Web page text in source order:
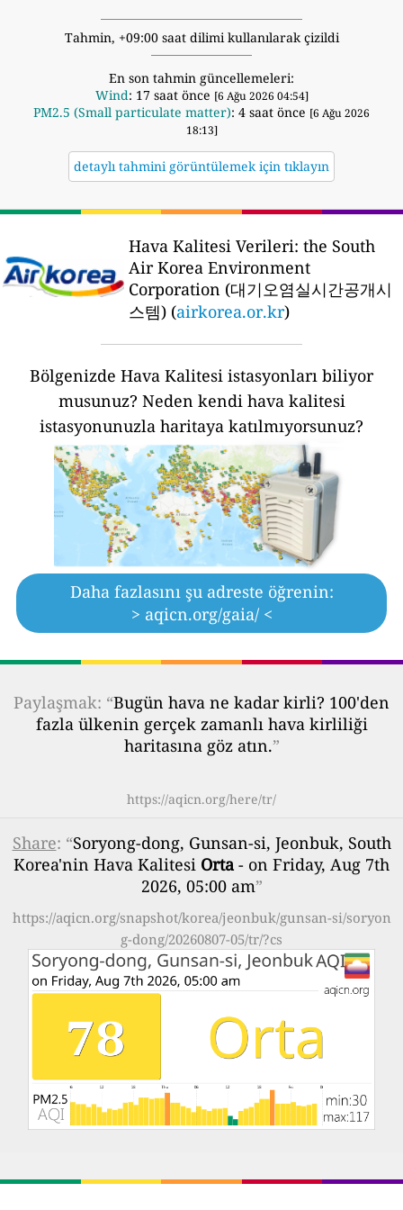
Tahmin, +09:00 saat dilimi kullanılarak çizildi
En son tahmin güncellemeleri:
Wind: 17 saat önce [6 Ağu 2026 04:54]
PM2.5 (Small particulate matter): 4 saat önce [6 Ağu 2026
18:13]
detaylı tahmini görüntülemek için tıklayın
Hava Kalitesi Verileri: the South
Air Korea Environment
Corporation (대기오염실시간공개시
스템) (airkorea.or.kr)
Bölgenizde Hava Kalitesi istasyonları biliyor
musunuz? Neden kendi hava kalitesi
istasyonunuzla haritaya katılmıyorsunuz?
Daha fazlasını şu adreste öğrenin:
> aqicn.org/gaia/ <
Paylaşmak: “Bugün hava ne kadar kirli? 100'den
fazla ülkenin gerçek zamanlı hava kirliliği
haritasına göz atın.”
https://aqicn.org/here/tr/
Share: “Soryong-dong, Gunsan-si, Jeonbuk, South
Korea'nin Hava Kalitesi Orta - on Friday, Aug 7th
2026, 05:00 am”
https://aqicn.org/snapshot/korea/jeonbuk/gunsan-si/soryon
g-dong/20260807-05/tr/?cs